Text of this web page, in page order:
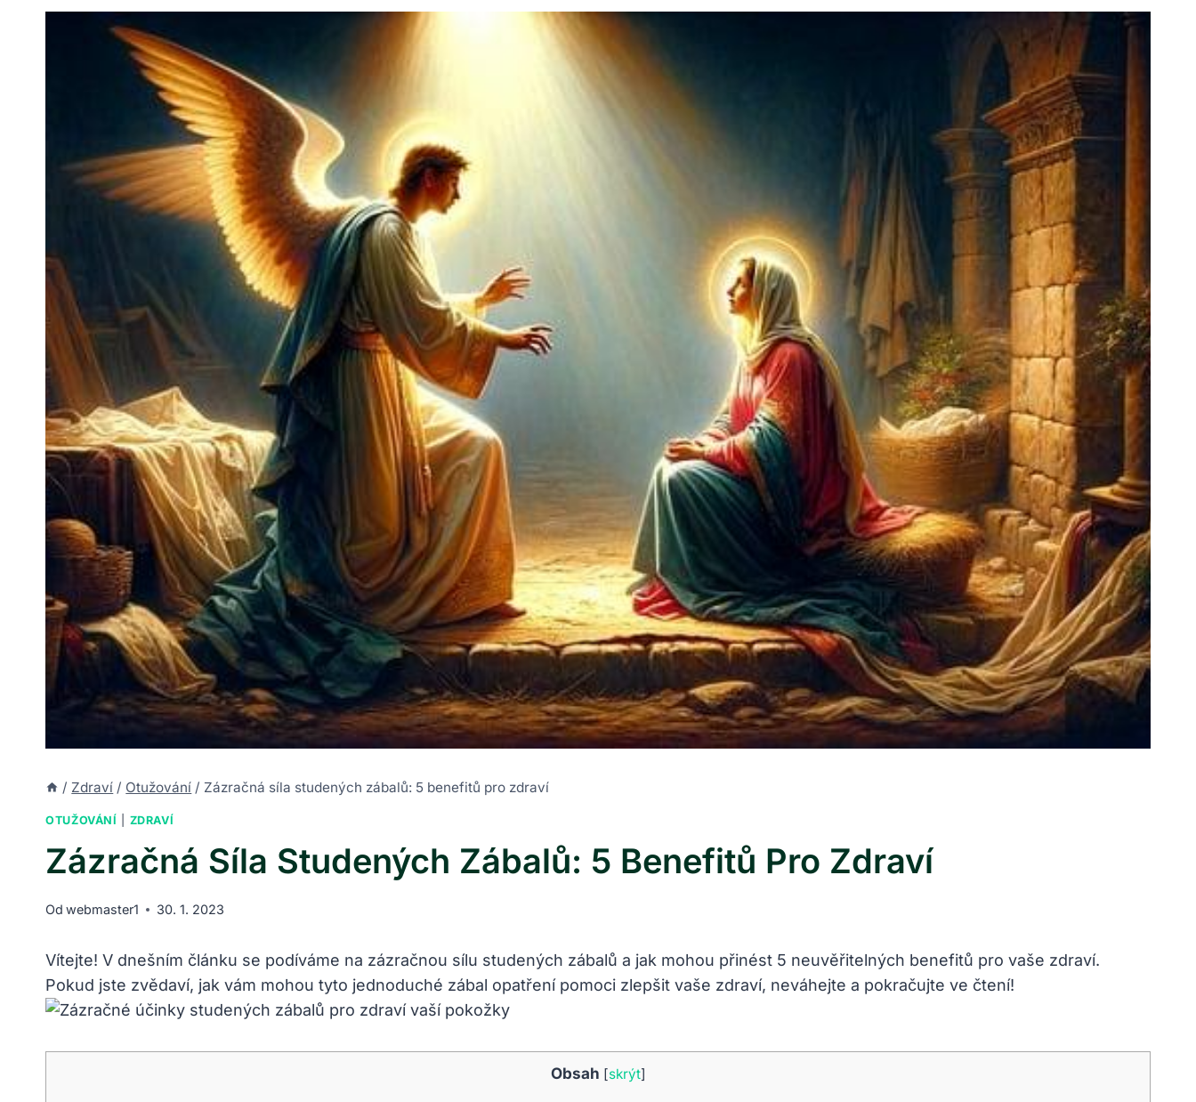
/ Zdraví / Otužování / Zázračná síla studených zábalů: 5 benefitů pro zdraví
OTUŽOVÁNÍ ZDRAVÍ
Zázračná Síla Studených Zábalů: 5 Benefitů Pro Zdraví
Od webmaster1 30. 1. 2023
Vítejte! V dnešním článku se podíváme na zázračnou sílu studených zábalů a jak mohou přinést 5 neuvěřitelných benefitů pro vaše zdraví.
Pokud jste zvědaví, jak vám mohou tyto jednoduché zábal opatření pomoci zlepšit vaše zdraví, neváhejte a pokračujte ve čtení!
Obsah [skrýt]